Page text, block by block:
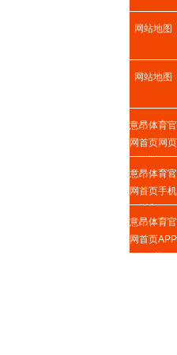
网站地图
网站地图
意昂体育官
网首页网页
版
意昂体育官
网首页手机
版入口
意昂体育官
网首页APP